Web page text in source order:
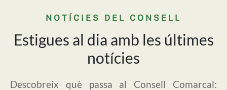
NOTÍCIES DEL CONSELL
Estigues al dia amb les últimes
notícies
Descobreix què passa al Consell Comarcal: